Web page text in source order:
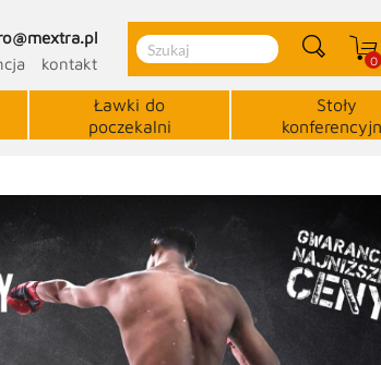
kontakt 0
Ławki do
poczekalni
Stoły